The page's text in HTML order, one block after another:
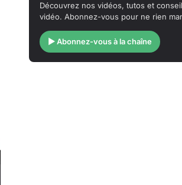
Découvrez nos vidéos, tutos et
vidéo. Abonnez-vous pour ne rien
▶ Abonnez-vous à la chaîne